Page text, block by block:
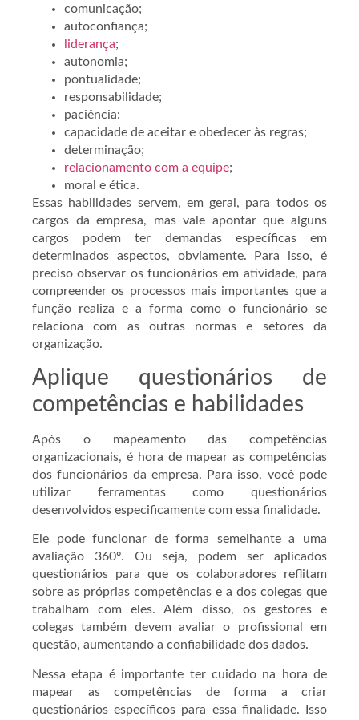
comunicação;
autoconfiança;
liderança;
autonomia;
pontualidade;
responsabilidade;
paciência:
capacidade de aceitar e obedecer às regras;
determinação;
relacionamento com a equipe;
moral e ética.
Essas habilidades servem, em geral, para todos os
cargos da empresa, mas vale apontar que alguns
cargos podem ter demandas específicas em
determinados aspectos, obviamente. Para isso, é
preciso observar os funcionários em atividade, para
compreender os processos mais importantes que a
função realiza e a forma como o funcionário se
relaciona com as outras normas e setores da
organização.
Aplique questionários de
competências e habilidades
Após o mapeamento das competências
organizacionais, é hora de mapear as competências
dos funcionários da empresa. Para isso, você pode
utilizar ferramentas como questionários
desenvolvidos especificamente com essa finalidade.
Ele pode funcionar de forma semelhante a uma
avaliação 360º. Ou seja, podem ser aplicados
questionários para que os colaboradores reflitam
sobre as próprias competências e a dos colegas que
trabalham com eles. Além disso, os gestores e
colegas também devem avaliar o profissional em
questão, aumentando a confiabilidade dos dados.
Nessa etapa é importante ter cuidado na hora de
mapear as competências de forma a criar
questionários específicos para essa finalidade. Isso